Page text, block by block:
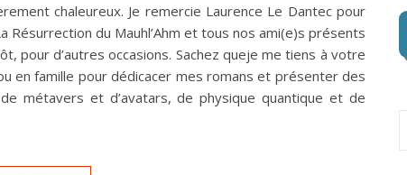
chaleureux. Je remercie Laurence Le Dantec pour
Résurrection du Mauhl’Ahm et tous nos ami(e)s présents
pour d’autres occasions. Sachez queje me tiens à votre
en famille pour dédicacer mes romans et présenter des
métavers et d’avatars, de physique quantique et de